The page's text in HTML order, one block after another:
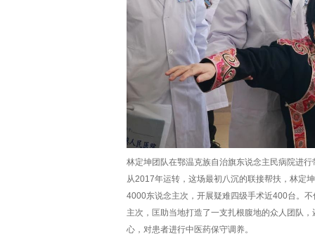
林定坤团队在鄂温克族自治旗东说念主民病院进行
从2017年运转，这场最初八沉的联接帮扶，林定
4000东说念主次，开展疑难四级手术近400台。
主次，匡助当地打造了一支扎根腹地的众人团队
心，对患者进行中医药保守调养。